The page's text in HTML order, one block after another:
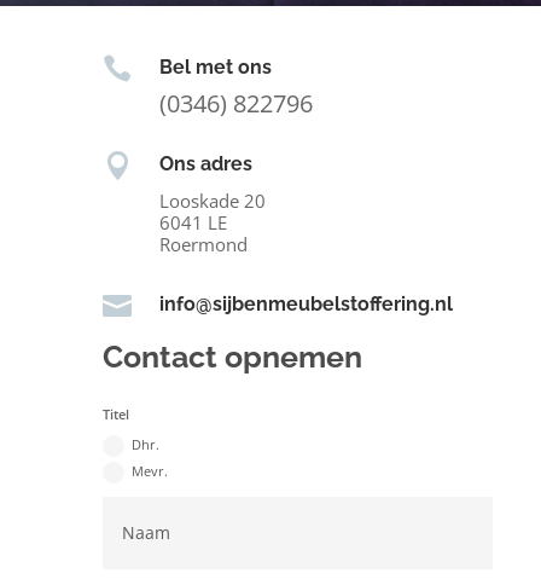
 Bel met ons
(0346) 822796
 Ons adres
Looskade 20
6041 LE
Roermond
 info@sijbenmeubelstoffering.nl
Contact opnemen
Titel
Dhr.
Mevr.